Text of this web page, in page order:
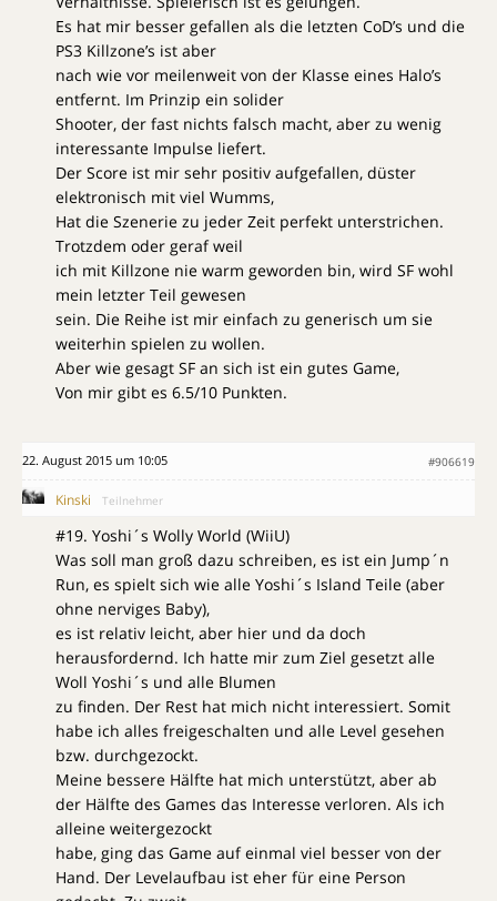
Es hat mir besser gefallen als die letzten CoD’s und die
PS3 Killzone’s ist aber
nach wie vor meilenweit von der Klasse eines Halo’s
entfernt. Im Prinzip ein solider
Shooter, der fast nichts falsch macht, aber zu wenig
interessante Impulse liefert.
Der Score ist mir sehr positiv aufgefallen, düster
elektronisch mit viel Wumms,
Hat die Szenerie zu jeder Zeit perfekt unterstrichen.
Trotzdem oder geraf weil
ich mit Killzone nie warm geworden bin, wird SF wohl
mein letzter Teil gewesen
sein. Die Reihe ist mir einfach zu generisch um sie
weiterhin spielen zu wollen.
Aber wie gesagt SF an sich ist ein gutes Game,
Von mir gibt es 6.5/10 Punkten.
22. August 2015 um 10:05 #906619
Kinski Teilnehmer
#19. Yoshi´s Wolly World (WiiU)
Was soll man groß dazu schreiben, es ist ein Jump´n
Run, es spielt sich wie alle Yoshi´s Island Teile (aber
ohne nerviges Baby),
es ist relativ leicht, aber hier und da doch
herausfordernd. Ich hatte mir zum Ziel gesetzt alle
Woll Yoshi´s und alle Blumen
zu finden. Der Rest hat mich nicht interessiert. Somit
habe ich alles freigeschalten und alle Level gesehen
bzw. durchgezockt.
Meine bessere Hälfte hat mich unterstützt, aber ab
der Hälfte des Games das Interesse verloren. Als ich
alleine weitergezockt
habe, ging das Game auf einmal viel besser von der
Hand. Der Levelaufbau ist eher für eine Person